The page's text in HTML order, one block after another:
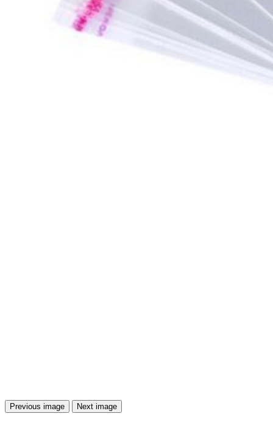
Previous image Next image